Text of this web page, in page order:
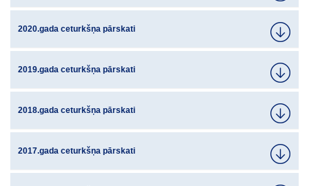
2020.gada ceturkšņa pārskati
2019.gada ceturkšņa pārskati
2018.gada ceturkšņa pārskati
2017.gada ceturkšņa pārskati